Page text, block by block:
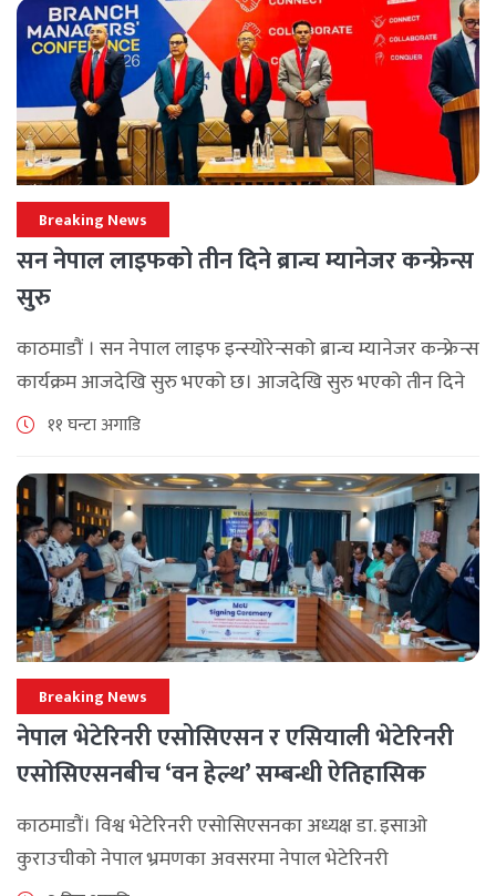
Breaking News
सन नेपाल लाइफको तीन दिने ब्रान्च म्यानेजर कन्फ्रेन्स
सुरु
काठमाडौं । सन नेपाल लाइफ इन्स्योरेन्सको ब्रान्च म्यानेजर कन्फ्रेन्स
कार्यक्रम आजदेखि सुरु भएको छ। आजदेखि सुरु भएको तीन दिने
ब्रान्च म्यानेजर कन्फ्रेन्स विभिन्न कार्यक्रमहरुका साथ भब्य साथ
११ घन्टा अगाडि
Breaking News
नेपाल भेटेरिनरी एसोसिएसन र एसियाली भेटेरिनरी
एसोसिएसनबीच ‘वन हेल्थ’ सम्बन्धी ऐतिहासिक
समझदारी
काठमाडौं। विश्व भेटेरिनरी एसोसिएसनका अध्यक्ष डा. इसाओ
कुराउचीको नेपाल भ्रमणका अवसरमा नेपाल भेटेरिनरी